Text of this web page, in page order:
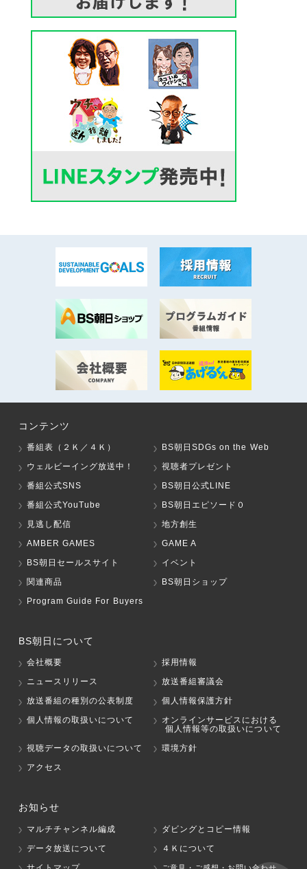
コンテンツ
番組表（２Ｋ／４Ｋ）
BS朝日SDGs on the Web
ウェルビーイング放送中！
視聴者プレゼント
番組公式SNS
BS朝日公式LINE
番組公式YouTube
BS朝日エピソード０
見逃し配信
地方創生
AMBER GAMES
GAME A
BS朝日セールスサイト
イベント
関連商品
BS朝日ショップ
Program Guide For Buyers
BS朝日について
会社概要
採用情報
ニュースリリース
放送番組審議会
放送番組の種別の公表制度
個人情報保護方針
個人情報の取扱いについて
オンラインサービスにおける
個人情報等の取扱いについて
視聴データの取扱いについて
環境方針
アクセス
お知らせ
マルチチャンネル編成
ダビングとコピー情報
データ放送について
４Ｋについて